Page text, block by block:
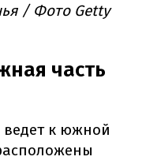
/ Фото Getty
часть
к южной